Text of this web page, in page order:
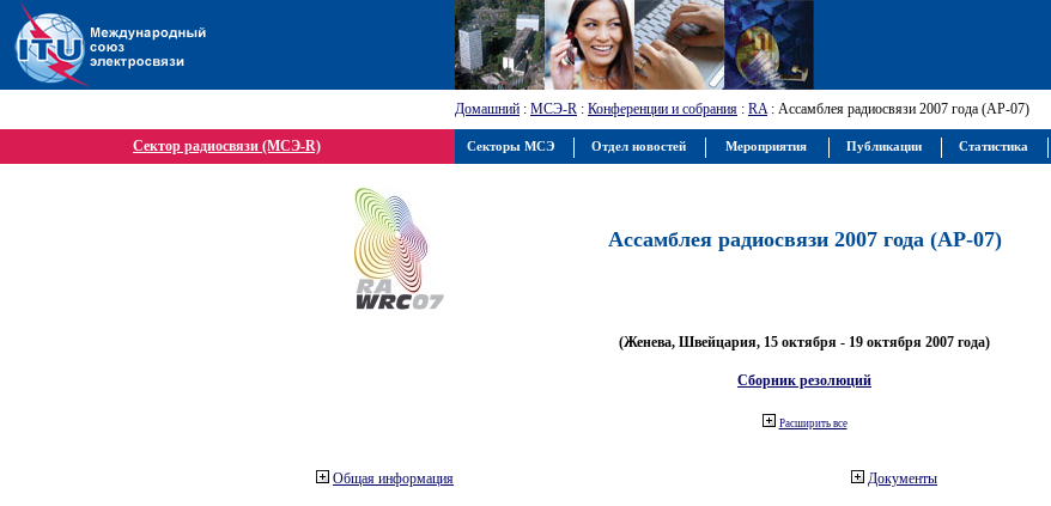
Домашний : МСЭ-R : Конференции и собрания : RA: Ассамблея радиосвязи 2007 года (АР-07)
Сектор радиосвязи (МСЭ-R)
Ассамблея радиосвязи 2007 года (АР-07)
(Женева, Швейцария, 15 октября - 19 октября 2007 года)
Сборник резолюций
Расширить все
Общая информация Документы
Секторы МСЭ Отдел новостей Мероприятия Публикации Статистика